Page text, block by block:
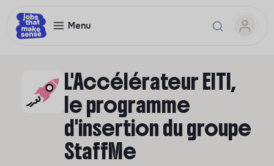
Menu
L'Accélérateur EITI,
le programme
d'insertion du groupe
StaffMe